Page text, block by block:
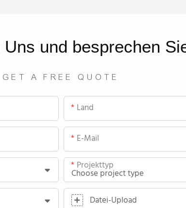
Uns und besprechen
GET A FREE QUOTE
Land
E-Mail
Projekttyp
Datei-Upload